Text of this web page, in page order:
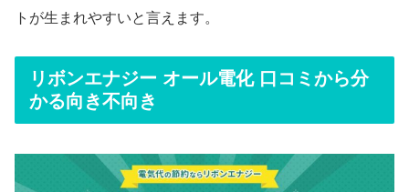
トが生まれやすいと言えます。
リボンエナジー オール電化 口コミから分
かる向き不向き